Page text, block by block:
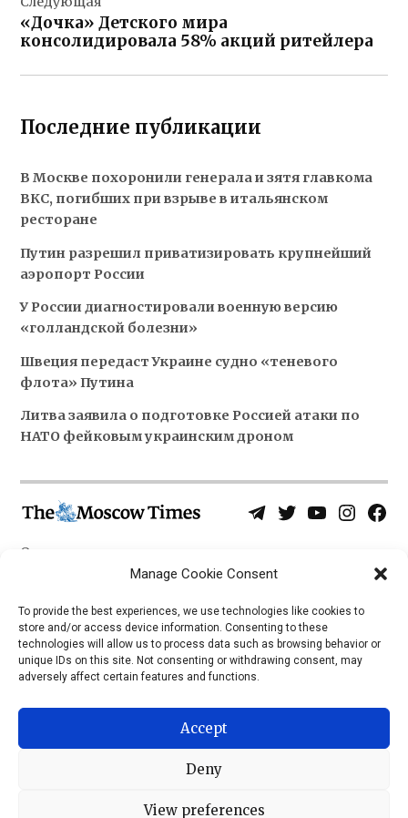
Manage Cookie Consent
To provide the best experiences, we use technologies like cookies to
store and/or access device information. Consenting to these
technologies will allow us to process data such as browsing behavior or
unique IDs on this site. Not consenting or withdrawing consent, may
adversely affect certain features and functions.
Accept
Deny
View preferences
«Дочка» Детского мира
консолидировала 58% акций ритейлера
Последние публикации
В Москве похоронили генерала и зятя главкома
ВКС, погибших при взрыве в итальянском
ресторане
Путин разрешил приватизировать крупнейший
аэропорт России
У России диагностировали военную версию
«голландской болезни»
Швеция передаст Украине судно «теневого
флота» Путина
Литва заявила о подготовке Россией атаки по
НАТО фейковым украинским дроном
Telegram
TwitterYouTubeInstagram
О нас
Политика конфиденциальности
iOS
Android